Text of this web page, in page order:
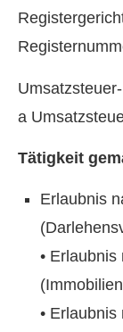
a
Tätigkeit
Erlaubnis
•
•